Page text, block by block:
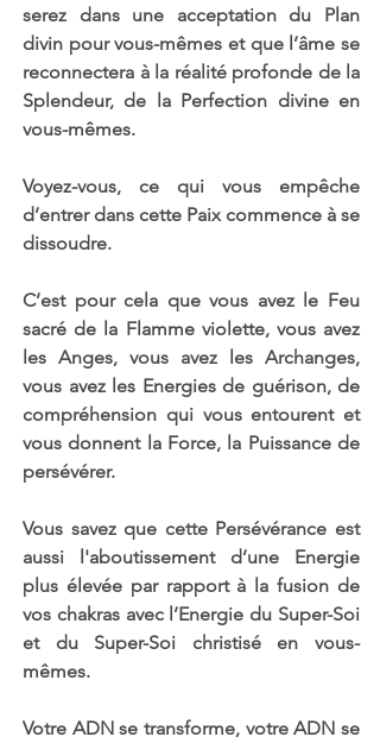
serez dans une acceptation du Plan
divin pour vous-mêmes et que l’âme se
reconnectera à la réalité profonde de la
Splendeur, de la Perfection divine en
vous-mêmes.
Voyez-vous, ce qui vous empêche
d’entrer dans cette Paix commence à se
dissoudre.
C’est pour cela que vous avez le Feu
sacré de la Flamme violette, vous avez
les Anges, vous avez les Archanges,
vous avez les Energies de guérison, de
compréhension qui vous entourent et
vous donnent la Force, la Puissance de
persévérer.
Vous savez que cette Persévérance est
aussi l'aboutissement d’une Energie
plus élevée par rapport à la fusion de
vos chakras avec l’Energie du Super-Soi
et du Super-Soi christisé en vous-
mêmes.
Votre ADN se transforme, votre ADN se